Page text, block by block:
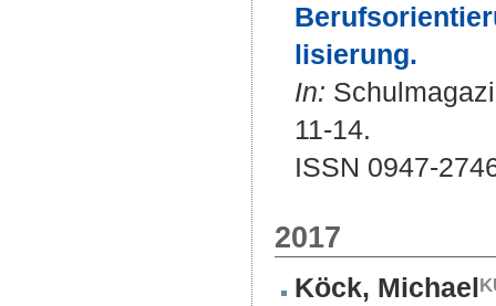
li­sie­rung.
In:
11-14.
ISSN 0947-
2017
Köck, Michael